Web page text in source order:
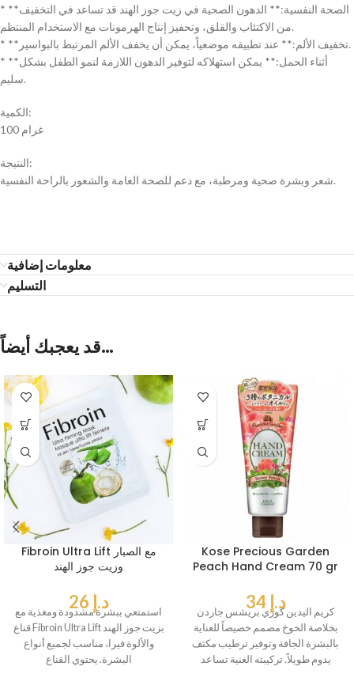
* **الصحة النفسية:** الدهون الصحية في زيت جوز الهند قد تساعد في التخفيف
من الاكتئاب والقلق، وتحفيز إنتاج الهرمونات مع الاستخدام المنتظم.
* **تخفيف الألم:** عند تطبيقه موضعياً، يمكن أن يخفف الألم المرتبط بالبواسير.
* **أثناء الحمل:** يمكن استهلاكه لتوفير الدهون اللازمة لنمو الطفل بشكل
سليم.
الكمية:
100 غرام
النتيجة:
شعر وبشرة صحية ومرطبة، مع دعم للصحة العامة والشعور بالراحة النفسية.
معلومات إضافية
التسليم
قد يعجبك أيضاً…
Fibroin Ultra Lift مع الصبار
وزيت جوز الهند
د.إ
استمتعي ببشرة مشدودة ومغذية مع
قناع Fibroin Ultra Lift بزيت جوز الهند
والألوة فيرا، مناسب لجميع أنواع
البشرة. يحتوي القناع
Kose Precious Garden
Peach Hand Cream 70 gr
د.إ 34
كريم اليدين كوزي بريشس جاردن
بخلاصة الخوخ مصمم خصيصاً للعناية
بالبشرة الجافة وتوفير ترطيب مكثف
يدوم طويلاً. تركيبته الغنية تساعد